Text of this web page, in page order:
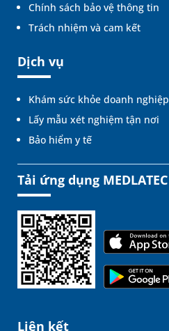
Chính sách bảo vệ thông tin
Trách nhiệm và cam kết
Dịch vụ
Khám sức khỏe doanh nghiệp
Lấy mẫu xét nghiệm tận nơi
Bảo hiểm y tế
Tải ứng dụng MEDLATEC
Liên kết